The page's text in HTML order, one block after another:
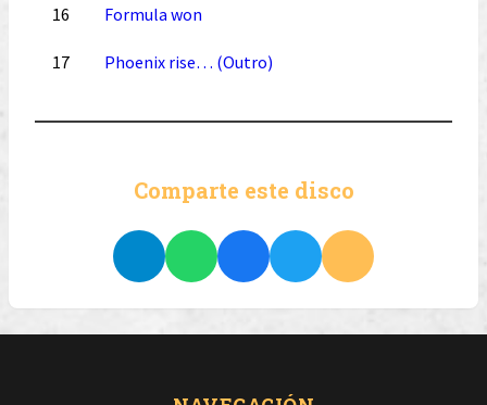
16 Formula won
17 Phoenix rise… (Outro)
Comparte este disco